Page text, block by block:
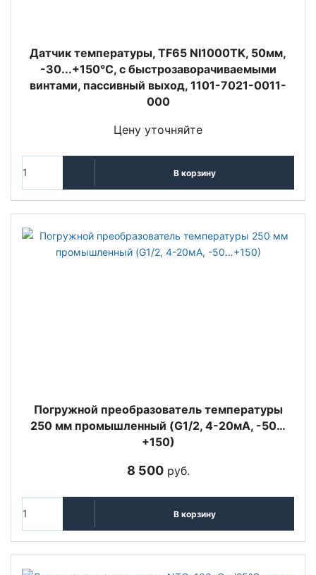
Датчик температуры, TF65 NI1000TK, 50мм,
-30...+150°C, с быстрозаворачиваемыми
винтами, пассивный выход, 1101-7021-0011-
000
Цену уточняйте
В корзину
Погружной преобразователь температуры
250 мм промышленный (G1/2, 4-20мА, -50…
+150)
8 500руб.
В корзину